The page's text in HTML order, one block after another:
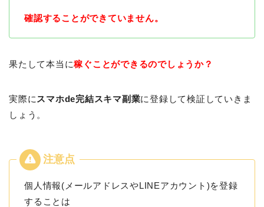
確認することができていません。
果たして本当に稼ぐことができるのでしょうか？
実際に スマホde完結スキマ副業に登録して検証していきま
しょう。
個人情報(メールアドレスやLINEアカウント)を登録
することは